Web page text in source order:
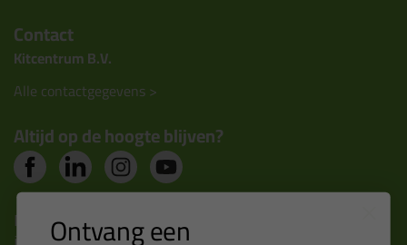
Contact
Kitcentrum B.V.
Alle contactgegevens >
Altijd op de hoogte blijven?
Nieuws, tips en exclusieve deals rechtstreeks in je
Ontvang een